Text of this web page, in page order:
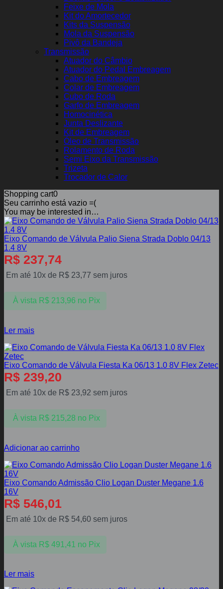
Feixe de Mola
Kit do Amortecedor
Kits da Suspensão
Mola da Suspensão
Pivô da Bandeja
Transmissão
Atuador do Câmbio
Atuador do Pedal Embreagem
Cabo de Embreagem
Colar de Embreagem
Cubo de Roda
Garfo de Embreagem
Homocinética
Junta Deslizante
Kit de Embreagem
Óleo de Transmissão
Rolamento de Roda
Semi Eixo da Transmissão
Trizeta
Trocador de Calor
Shopping cart0
Seu carrinho está vazio =(
You may be interested in…
Eixo Comando de Válvula Palio Siena Strada Doblo 04/13
1.4 8V
R$ 237,74
Em até 10x de R$ 23,77 sem juros
À vista R$213,96 no Pix
Ler mais
Eixo Comando de Válvula Fiesta Ka 06/13 1.0 8V Flex Zetec
R$ 239,20
Em até 10x de R$ 23,92 sem juros
À vista R$215,28 no Pix
Adicionar ao carrinho
Eixo Comando Admissão Clio Logan Duster Megane 1.6
16V
R$ 546,01
Em até 10x de R$ 54,60 sem juros
À vista R$491,41 no Pix
Ler mais